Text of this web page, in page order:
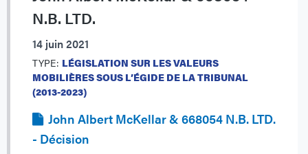
N.B. LTD.
14 juin 2021
TYPE: LÉGISLATION SUR LES VALEURS
MOBILIÈRES SOUS L’ÉGIDE DE LA TRIBUNAL
(2013-2023)
John Albert McKellar & 668054 N.B. LTD.
- Décision